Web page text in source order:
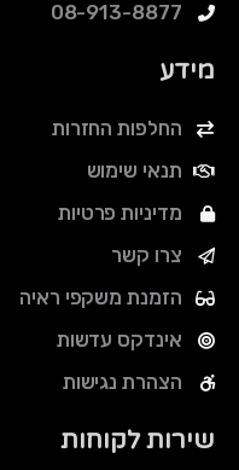
08-913-8877
מידע
החלפות החזרות
תנאי שימוש
מדיניות פרטיות
צרו קשר
הזמנת משקפי ראיה
אינדקס עדשות
הצהרת נגישות
שירות לקוחות